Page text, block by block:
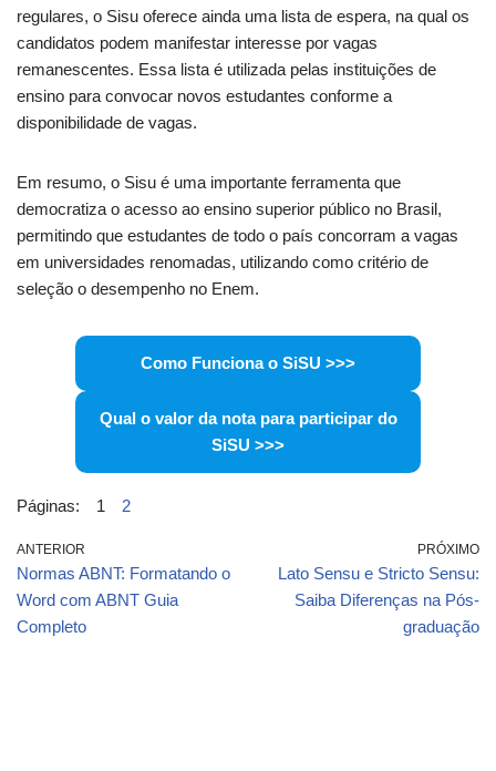
regulares, o Sisu oferece ainda uma lista de espera, na qual os
candidatos podem manifestar interesse por vagas
remanescentes. Essa lista é utilizada pelas instituições de
ensino para convocar novos estudantes conforme a
disponibilidade de vagas.
Em resumo, o Sisu é uma importante ferramenta que
democratiza o acesso ao ensino superior público no Brasil,
permitindo que estudantes de todo o país concorram a vagas
em universidades renomadas, utilizando como critério de
seleção o desempenho no Enem.
Como Funciona o SiSU >>>
Qual o valor da nota para participar do
SiSU >>>
Páginas: 1 2
ANTERIOR
Normas ABNT: Formatando o
Word com ABNT Guia
Completo
PRÓXIMO
Lato Sensu e Stricto Sensu:
Saiba Diferenças na Pós-
graduação